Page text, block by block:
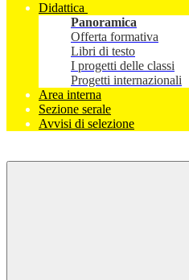
Didattica
Panoramica
Offerta formativa
Libri di testo
I progetti delle classi
Progetti internazionali
Area interna
Sezione serale
Avvisi di selezione